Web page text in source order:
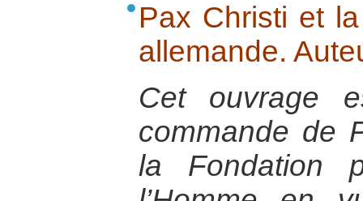
Pax Christi et
allemande.
Cet ouvrage
commande de
la Fondation